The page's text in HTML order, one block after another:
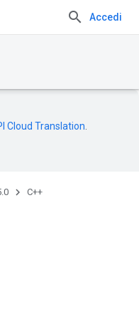
Accedi
Cloud Translation
C++